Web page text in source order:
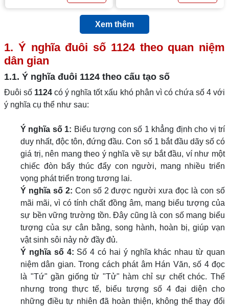
Xem thêm
1. Ý nghĩa đuôi số 1124theo quan niệm
dân gian
1.1. Ý nghĩa đuôi 1124 theo cấu tạo số
Đuôi số 1124 có ý nghĩa tốt xấu khó phân vì có chứa số 4 với
ý nghĩa cụ thể như sau:
Ý nghĩa số 1: Biểu tượng con số 1 khẳng định cho vị trí
duy nhất, độc tôn, đứng đầu. Con số 1 bắt đầu dãy số có
giá trị, nên mang theo ý nghĩa về sự bắt đầu, ví như một
chiếc đòn bẩy thúc đẩy con người, mang nhiều triển
vọng phát triển trong tương lai.
Ý nghĩa số 2: Con số 2 được người xưa đọc là con số
mãi mãi, vì có tính chất đồng âm, mang biểu tượng của
sự bền vững trường tồn. Đây cũng là con số mang biểu
tượng của sự cân bằng, song hành, hoàn bị, giúp vạn
vật sinh sôi nảy nở đầy đủ.
Ý nghĩa số 4: Số 4 có hai ý nghĩa khác nhau từ quan
niệm dân gian. Trong cách phát âm Hán Văn, số 4 đọc
là "Tứ" gần giống từ "Tử" hàm chỉ sự chết chóc. Thế
nhưng trong thực tế, biểu tượng số 4 đại diện cho
những điều tự nhiên đã hoàn thiện, không thể thay đổi